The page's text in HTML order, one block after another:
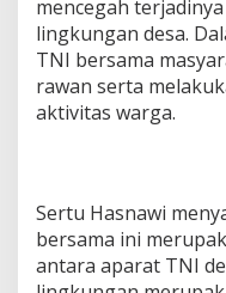
r
k
n
mencegah
lingkungan desa.
TNI bersama
rawan serta
aktivitas warga.
Sertu Hasnawi
bersama ini
antara aparat TNI